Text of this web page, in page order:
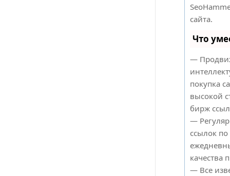
сайта.
Что
—
покупка
высокой
бирж
—
ссылок
качества
— Все